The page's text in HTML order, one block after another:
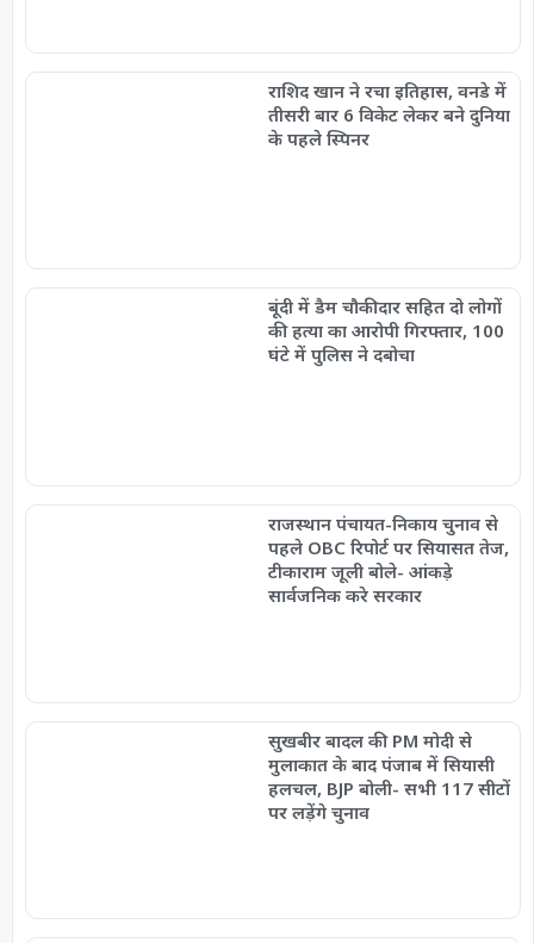
राशिद खान ने रचा इतिहास, वनडे में
तीसरी बार 6 विकेट लेकर बने दुनिया
के पहले स्पिनर
बूंदी में डैम चौकीदार सहित दो लोगों
की हत्या का आरोपी गिरफ्तार, 100
घंटे में पुलिस ने दबोचा
राजस्थान पंचायत-निकाय चुनाव से
पहले OBC रिपोर्ट पर सियासत तेज,
टीकाराम जूली बोले- आंकड़े
सार्वजनिक करे सरकार
सुखबीर बादल की PM मोदी से
मुलाकात के बाद पंजाब में सियासी
हलचल, BJP बोली- सभी 117 सीटों
पर लड़ेंगे चुनाव